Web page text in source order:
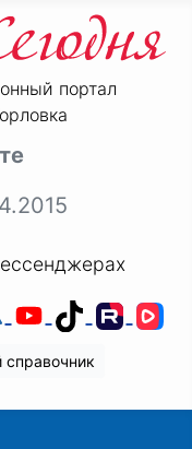
портал
Мой Мир
YouTube
TikTok
справочник